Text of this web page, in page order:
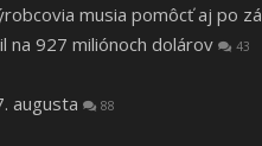
musia pomôcť aj po zá
na 927 miliónoch dolárov 43
augusta 88